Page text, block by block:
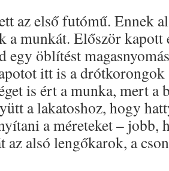
az első futómű. Ennek
a munkát. Először
egy öblítést
itt is a drótkorongok
is ért a munka, mert a
a lakatoshoz, hogy
a méreteket – jobb,
az alsó lengőkarok, a